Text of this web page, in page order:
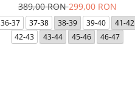
389,00 RON299,00 RON
36-37 37-38 38-39 39-40
41-42
42-43
43-44 45-46 46-47